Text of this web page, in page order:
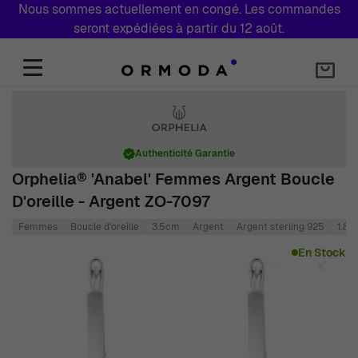
Nous sommes actuellement en congé. Les commandes
seront expédiées à partir du 12 août.
Orphelia® 'Anabel' Femmes Argent Boucle
D'oreille - Argent ZO-7097
Authenticité Garantie
Femmes Boucle d'oreille 3.5cm Argent Argent sterling 925
En Stock